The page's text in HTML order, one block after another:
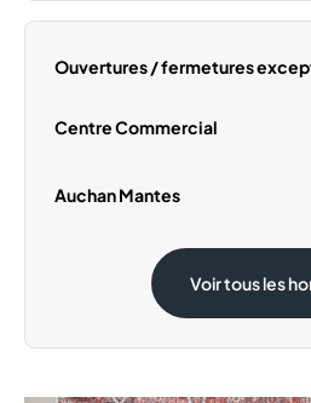
Ouvertures / fermetures
Centre Commercial
Samedi 15 Août
Auchan Mantes
Samedi 15 Août
Dimanche 1 Novembre
Voir tous les